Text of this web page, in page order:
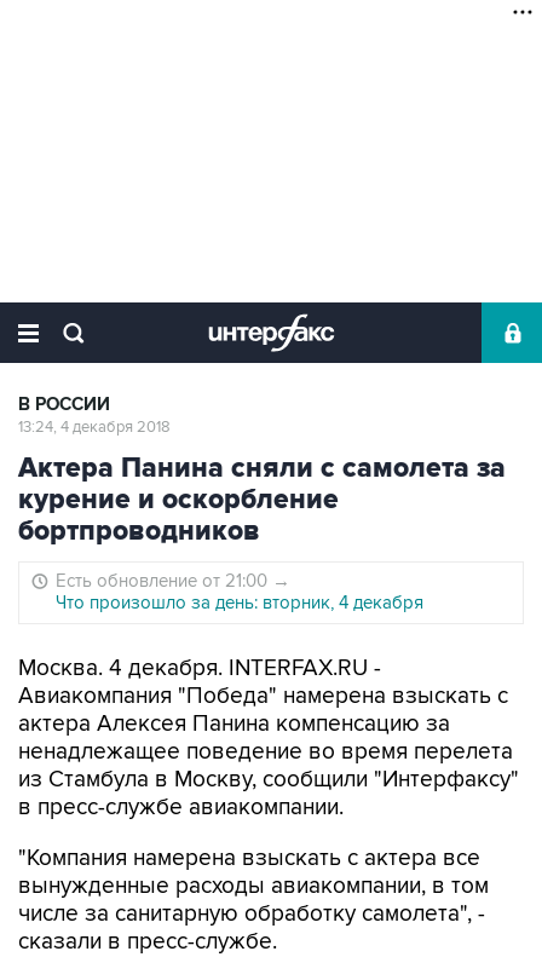
В РОССИИ
13:24, 4 декабря 2018
Актера Панина сняли с самолета за
курение и оскорбление
бортпроводников
Есть обновление от 21:00 →
Что произошло за день: вторник, 4 декабря
Москва. 4 декабря. INTERFAX.RU -
Авиакомпания "Победа" намерена взыскать с
актера Алексея Панина компенсацию за
ненадлежащее поведение во время перелета
из Стамбула в Москву, сообщили "Интерфаксу"
в пресс-службе авиакомпании.
"Компания намерена взыскать с актера все
вынужденные расходы авиакомпании, в том
числе за санитарную обработку самолета", -
сказали в пресс-службе.